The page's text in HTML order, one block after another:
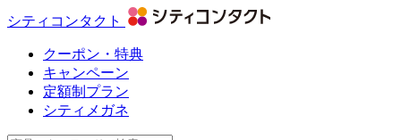
シティコンタクト
クーポン・特典
キャンペーン
定額制プラン
シティメガネ